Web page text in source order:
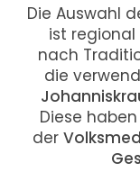
Die Auswahl
ist
nach
die
Diese
der